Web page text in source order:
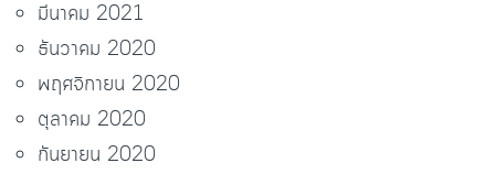
มีนาคม 2021
ธันวาคม 2020
พฤศจิกายน 2020
ตุลาคม 2020
กันยายน 2020